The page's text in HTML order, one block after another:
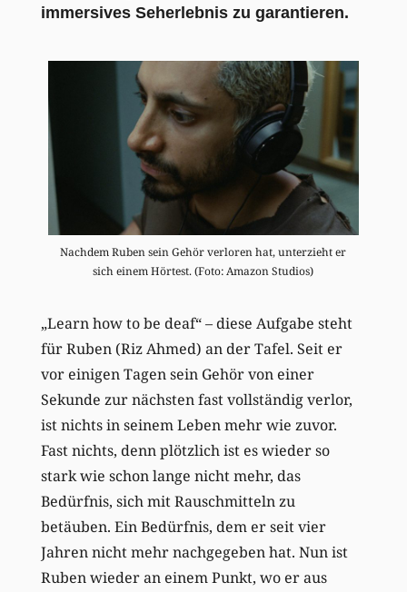
immersives Seherlebnis zu garantieren.
Nachdem Ruben sein Gehör verloren hat, unterzieht er
sich einem Hörtest. (Foto: Amazon Studios)
„Learn how to be deaf“ – diese Aufgabe steht
für Ruben (Riz Ahmed) an der Tafel. Seit er
vor einigen Tagen sein Gehör von einer
Sekunde zur nächsten fast vollständig verlor,
ist nichts in seinem Leben mehr wie zuvor.
Fast nichts, denn plötzlich ist es wieder so
stark wie schon lange nicht mehr, das
Bedürfnis, sich mit Rauschmitteln zu
betäuben. Ein Bedürfnis, dem er seit vier
Jahren nicht mehr nachgegeben hat. Nun ist
Ruben wieder an einem Punkt, wo er aus